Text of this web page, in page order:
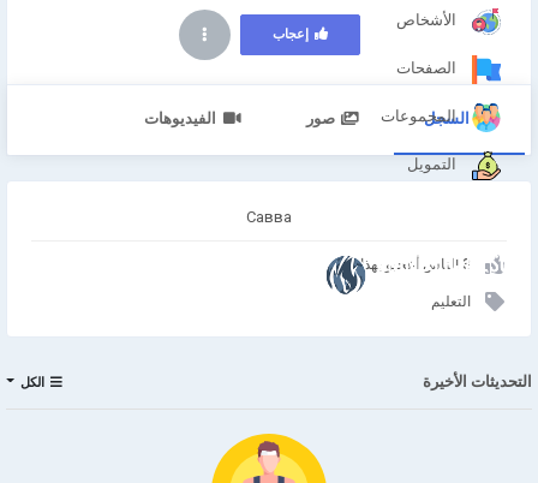
الأشخاص
الصفحات
المجموعات
التمويل
إعجاب
السجل صور الفيديوهات
Савва
3 الناس أعجبو بهذا
التعليم
التحديثات الأخيرة الكل